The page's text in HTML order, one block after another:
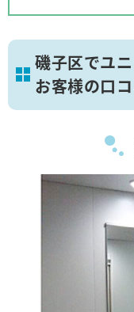
磯子区でユ
お客様の口